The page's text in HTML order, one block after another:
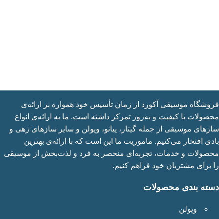
موسیقی آکورد از زمان تأسیس خود همواره بر ارائه‌ی
با کیفیت و به‌روز تمرکز داشته است. ما به ارائه‌ی انواع
موسیقی از جمله گیتار، پیانو، ویولن و سایر سازهای زهی و
افتخار می‌کنیم. ماموریت ما این است که با ارائه‌ی بهترین
و خدمات، تجربه‌ای منحصر به فرد و لذت‌بخش از موسیقی
مشتریان خود فراهم کنیم.
بندی محصولات
ویولن